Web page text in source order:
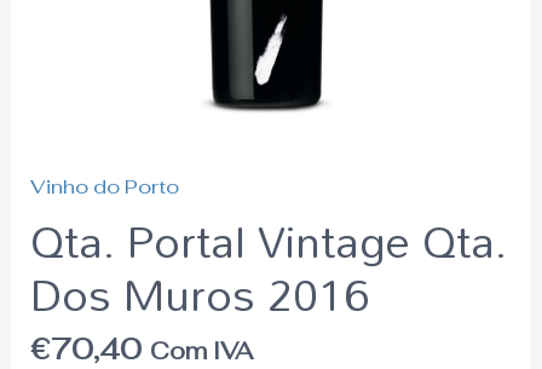
Vinho do Porto
Qta. Portal Vintage Qta.
Dos Muros 2016
€70,40 Com IVA